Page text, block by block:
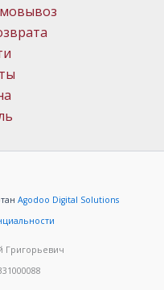
Agodoo Digital Solutions
Григорьевич